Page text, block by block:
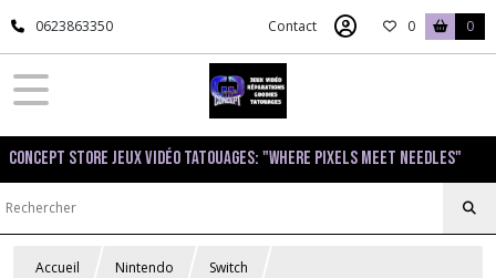
0623863350 Contact 0 0
Concept Store Jeux Vidéo Tatouages: "Where pixels meet needles"
Accueil Nintendo Switch